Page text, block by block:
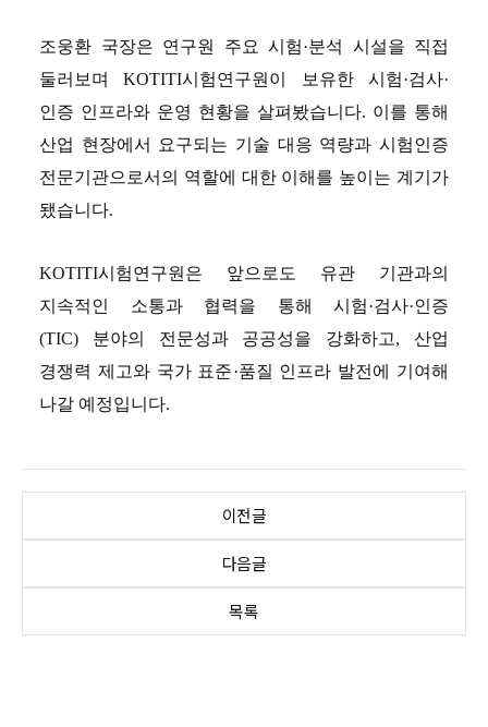
조웅환 국장은 연구원 주요 시험·분석 시설을 직접
둘러보며 KOTITI시험연구원이 보유한 시험·검사·
인증 인프라와 운영 현황을 살펴봤습니다. 이를 통해
산업 현장에서 요구되는 기술 대응 역량과 시험인증
전문기관으로서의 역할에 대한 이해를 높이는 계기가
됐습니다.
KOTITI시험연구원은 앞으로도 유관 기관과의
지속적인 소통과 협력을 통해 시험·검사·인증
(TIC) 분야의 전문성과 공공성을 강화하고, 산업
경쟁력 제고와 국가 표준·품질 인프라 발전에 기여해
나갈 예정입니다.
이전글
다음글
목록